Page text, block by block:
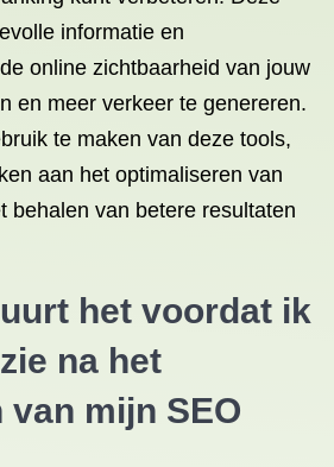
informatie en
online zichtbaarheid van jouw
en meer verkeer te genereren.
te maken van deze tools,
aan het optimaliseren van
behalen van betere resultaten
het voordat ik
na het
mijn SEO